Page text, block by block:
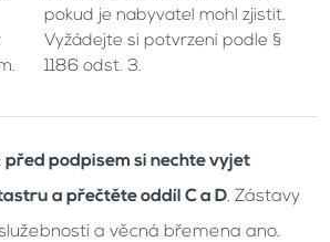
pokud je nabyvatel mohl zjistit.
Vyžádejte si potvrzení podle §
1186 odst. 3.
před podpisem si nechte vyjet
a přečtěte oddíl C a D. Zástavy
a věcná břemena ano.